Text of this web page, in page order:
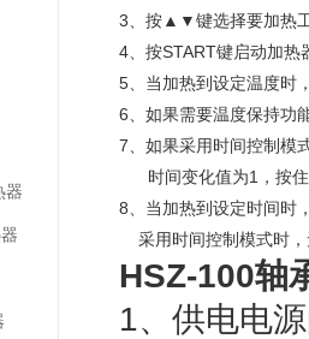
器
3、按▲▼键选择要加热
4、按START键启动加热
5、当加热到设定温度时
6、如果需要温度保持功
7、如果采用时间控制模
时间变化值为1，按
8、当加热到设定时间时
采用时间控制模式时，
HSZ-100轴
1、供电电